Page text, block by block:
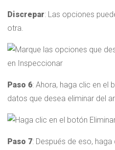
Discrepar: Las opciones
otra.
Paso 6: Ahora, haga clic en el
datos que desea eliminar del
Paso 7: Después de eso,